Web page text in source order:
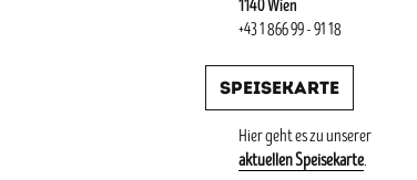
1140 Wien
+43 1 866 99 - 91 18
Speisekarte
Hier geht es zu unserer
aktuellen Speisekarte.